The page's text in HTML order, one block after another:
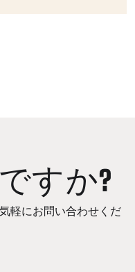
すか?
軽にお問い合わせくだ